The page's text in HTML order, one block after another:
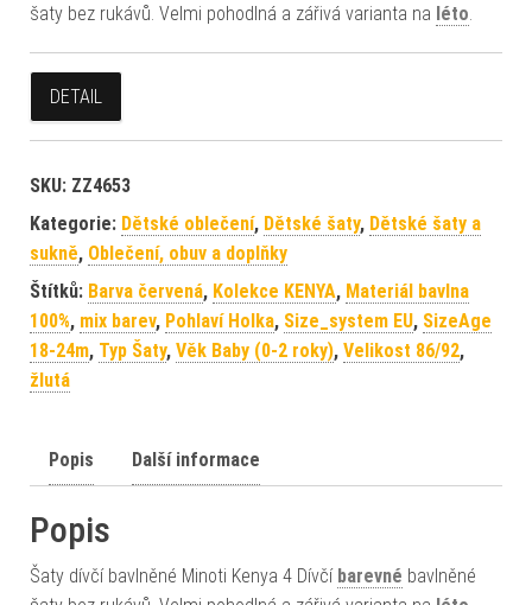
šaty bez rukávů. Velmi pohodlná a zářivá varianta na léto
DETAIL
SKU: ZZ4653
Kategorie: Dětské oblečení, Dětské šaty, Dětské šaty a
sukně, Oblečení, obuv a doplňky
Štítků: Barva červená, Kolekce KENYA, Materiál bavlna
100%, mix barev, Pohlaví Holka, Size_system EU, SizeAge
18-24m, Typ Šaty, Věk Baby (0-2 roky), Velikost 86/92,
žlutá
Popis Další informace
Popis
Šaty dívčí bavlněné Minoti Kenya 4 Dívčí barevné bavlněné